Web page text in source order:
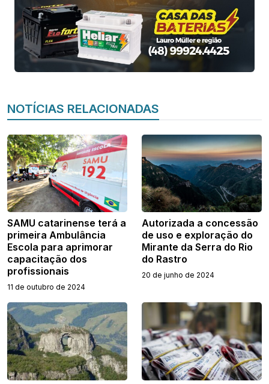
NOTÍCIAS RELACIONADAS
SAMU catarinense terá a
primeira Ambulância
Escola para aprimorar
capacitação dos
profissionais
11 de outubro de 2024
Autorizada a concessão
de uso e exploração do
Mirante da Serra do Rio
do Rastro
20 de junho de 2024